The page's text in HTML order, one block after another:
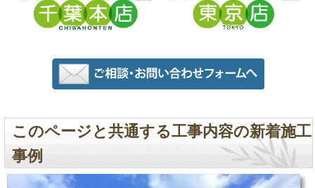
このページと共通する工事内容の新着施工
事例